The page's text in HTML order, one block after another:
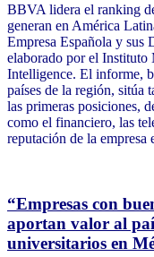
BBVA lidera el ranking
generan en América
Empresa Española y sus
elaborado por el
Intelligence. El informe,
países de la región, sitúa
las primeras posiciones,
como el financiero, las
reputación de la empresa
“Empresas con
aportan valor al
universitarios en